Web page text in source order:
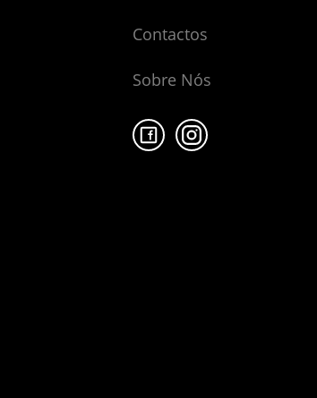
Contactos
Sobre Nós